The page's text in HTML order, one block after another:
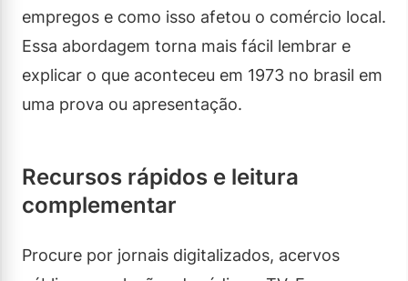
empregos e como isso afetou o comércio local.
Essa abordagem torna mais fácil lembrar e
explicar o que aconteceu em 1973 no brasil em
uma prova ou apresentação.
Recursos rápidos e leitura
complementar
Procure por jornais digitalizados, acervos